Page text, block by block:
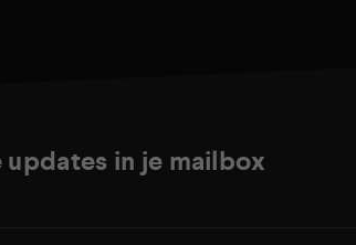
updates in je mailbox